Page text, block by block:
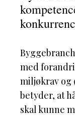
med
miljøkrav og
betyder, at
skal kunne